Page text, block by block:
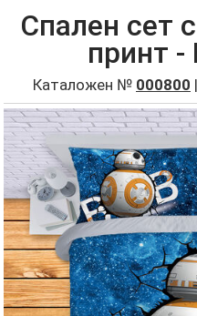
Спален сет
принт -
Каталожен № 000800